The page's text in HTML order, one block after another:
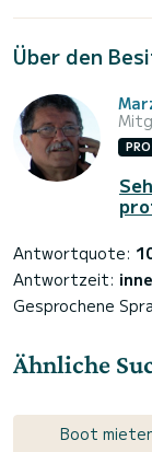
Über den
PRO
Antwortquote:
Antwortzeit:
Gesprochene
Ähnliche
Boot